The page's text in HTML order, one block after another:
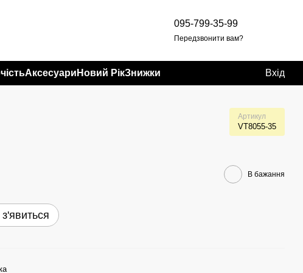
095-799-35-99
Передзвонити вам?
Аксесуари Новий РікЗнижки Вхід
Артикул
VT8055-35
В бажання